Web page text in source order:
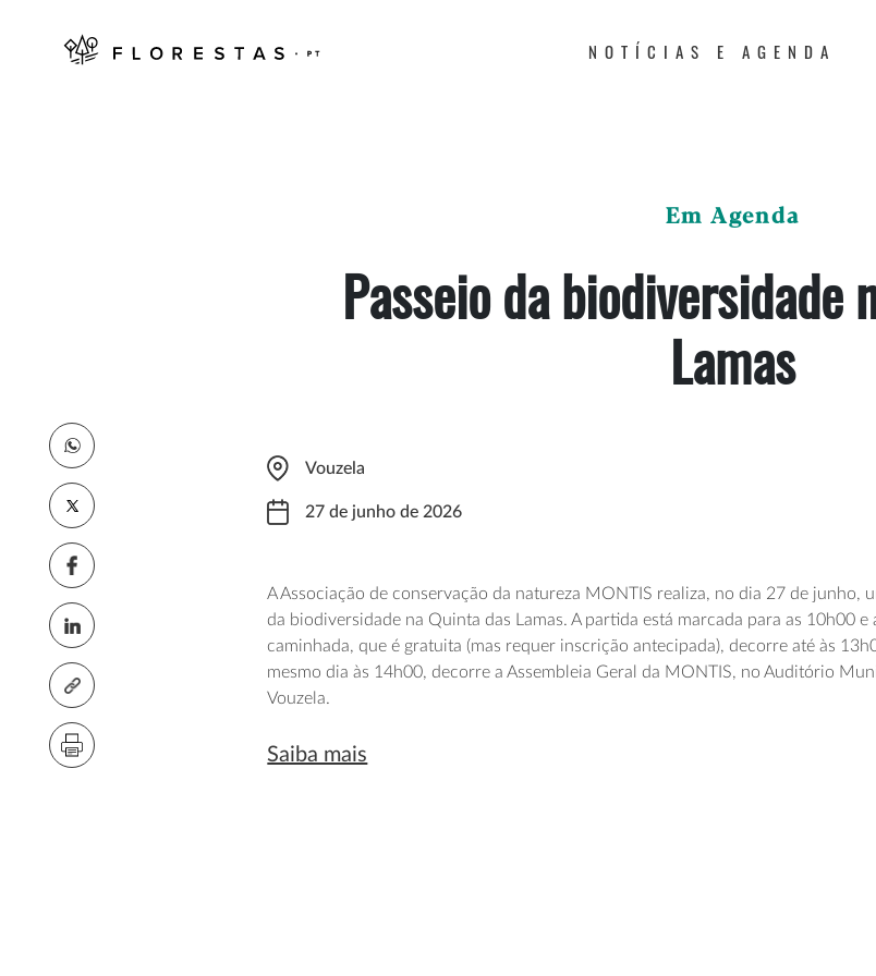
NOTÍCIAS E AGENDA
Em Agenda
Passeio da biodiversidade
Lamas
Vouzela
27 de junho de 2026
A Associação de conservação da natureza MONTIS realiza, no dia 27 de junho,
da biodiversidade na Quinta das Lamas. A partida está marcada para as 10h00 e
caminhada, que é gratuita (mas requer inscrição antecipada), decorre atéàs
mesmo dia às 14h00, decorre a Assembleia Geral da MONTIS, no Auditório
Vouzela.
Saiba mais